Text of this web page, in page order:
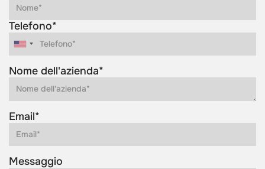
Telefono*
Nome dell'azienda*
Email*
Messaggio